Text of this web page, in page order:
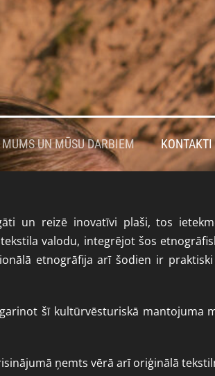
MUMS UN MŪSU DARBIEM KONTAKTI
un reizē inovatīvi plaši, tos
valodu, integrējot šos
etnogrāfija arī šodien ir
šī kultūrvēsturiskā mantojuma
ņemts vērā arī oriģinālā